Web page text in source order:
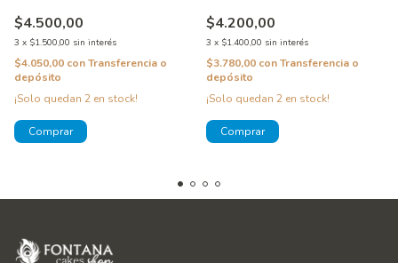
$4.500,00
3 x $1.500,00 sin interés
$4.050,00 conTransferencia o
depósito
¡Solo quedan 2 en stock!
$4.200,00
3 x $1.400,00 sin interés
$3.780,00 conTransferencia o
depósito
¡Solo quedan 2 en stock!